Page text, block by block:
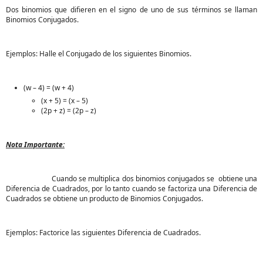
Dos binomios que difieren en el signo de uno de sus términos se llaman
Binomios Conjugados.
Ejemplos: Halle el Conjugado de los siguientes Binomios.
(w – 4) = (w + 4)
(x + 5) = (x – 5)
(2p + z) = (2p – z)
Nota Importante:
Cuando se multiplica dos binomios conjugados se obtiene una
Diferencia de Cuadrados, por lo tanto cuando se factoriza una Diferencia de
Cuadrados se obtiene un producto de Binomios Conjugados.
Ejemplos: Factorice las siguientes Diferencia de Cuadrados.